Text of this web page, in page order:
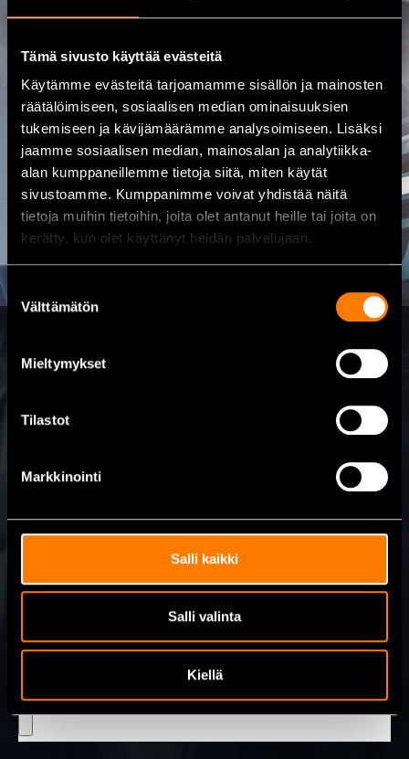
Tämä sivusto käyttää evästeitä
Käytämme evästeitä tarjoamamme sisällön ja mainosten
räätälöimiseen, sosiaalisen median ominaisuuksien
tukemiseen ja kävijämäärämme analysoimiseen. Lisäksi
jaamme sosiaalisen median, mainosalan ja analytiikka-
alan kumppaneillemme tietoja siitä, miten käytät
sivustoamme. Kumppanimme voivat yhdistää näitä
tietoja muihin tietoihin, joita olet antanut heille tai joita on
kerätty, kun olet käyttänyt heidän palvelujaan.
valinta
Välttämätön
Mieltymykset
Tilastot
Markkinointi
Salli kaikki
Salli valinta
Kiellä
08 460 085
Adress
Kalajoentie 21, 85100 Kalajoki
Öppet
Vardagar mån–fre 8.00 – 17.00
E-post
myynti@rautio.fi
Skicka meddelande
Namn
Lägg till bilder